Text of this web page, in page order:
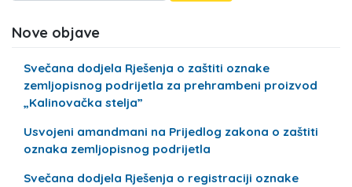
Nove objave
Svečana dodjela Rješenja o zaštiti oznake
zemljopisnog podrijetla za prehrambeni proizvod
„Kalinovačka stelja”
Usvojeni amandmani na Prijedlog zakona o zaštiti
oznaka zemljopisnog podrijetla
Svečana dodjela Rješenja o registraciji oznake